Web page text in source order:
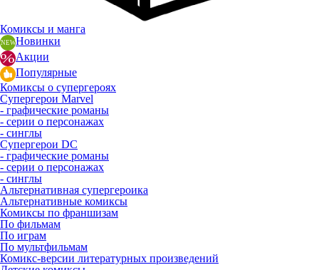
Комиксы и манга
Новинки
Акции
Популярные
Комиксы о супергероях
Супергерои Marvel
- графические романы
- серии о персонажах
- синглы
Супергерои DC
- графические романы
- серии о персонажах
- синглы
Альтернативная супергероика
Альтернативные комиксы
Комиксы по франшизам
По фильмам
По играм
По мультфильмам
Комикс-версии литературных произведений